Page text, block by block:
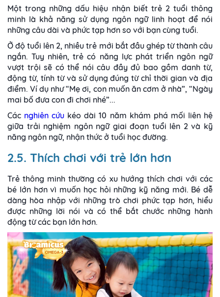
Một trong những dấu hiệu nhận biết trẻ 2 tuổi thông
minh là khả năng sử dụng ngôn ngữ linh hoạt để nói
những câu dài và phức tạp hơn so với bạn cùng tuổi.
Ở độ tuổi lên 2, nhiều trẻ mới bắt đầu ghép từ thành câu
ngắn. Tuy nhiên, trẻ có năng lực phát triển ngôn ngữ
vượt trội sẽ có thể nói câu đầy đủ bao gồm danh từ,
động từ, tính từ và sử dụng đúng từ chỉ thời gian và địa
điểm. Ví dụ như “Mẹ ơi, con muốn ăn cơm ở nhà”, “Ngày
mai bố đưa con đi chơi nhé”...
Các nghiên cứu kéo dài 10 năm khám phá mối liên hệ
giữa trải nghiệm ngôn ngữ giai đoạn tuổi lên 2 và kỹ
năng ngôn ngữ, nhận thức ở tuổi học đường.
2.5. Thích chơi với trẻ lớn hơn
Trẻ thông minh thường có xu hướng thích chơi với các
bé lớn hơn vì muốn học hỏi những kỹ năng mới. Bé dễ
dàng hòa nhập với những trò chơi phức tạp hơn, hiểu
được những lời nói và có thể bắt chước những hành
động từ các bạn lớn hơn.